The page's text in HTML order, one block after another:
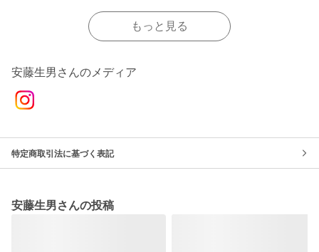
もっと見る
安藤生男さんのメディア
特定商取引法に基づく表記
安藤生男さんの投稿